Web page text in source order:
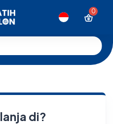
0
di?